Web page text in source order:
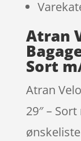
Atran
Sort
Atran
29″ –